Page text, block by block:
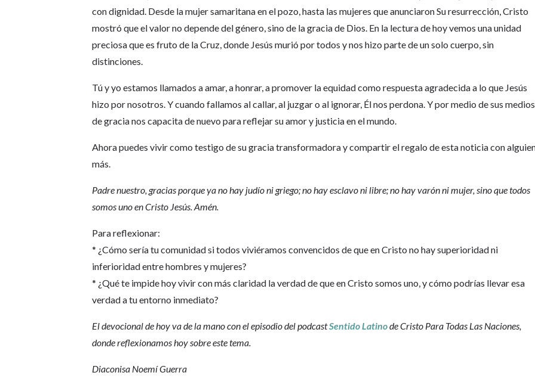
con dignidad. Desde la mujer samaritana en el pozo, hasta las mujeres que anunciaron Su resurrección, Cristo
mostró que el valor no depende del género, sino de la gracia de Dios. En la lectura de hoy vemos una unidad
preciosa que es fruto de la Cruz, donde Jesús murió por todos y nos hizo parte de un solo cuerpo, sin
distinciones.
Tú y yo estamos llamados a amar, a honrar, a promover la equidad como respuesta agradecida a lo que Jesús
hizo por nosotros. Y cuando fallamos al callar, al juzgar o al ignorar, Él nos perdona. Y por medio de sus medios
de gracia nos capacita de nuevo para reflejar su amor y justicia en el mundo.
Ahora puedes vivir como testigo de su gracia transformadora y compartir el regalo de esta noticia con
más.
Padre nuestro, gracias porque ya no hay judío ni griego; no hay esclavo ni libre; no hay varón ni mujer, sino que todos
somos uno en Cristo Jesús. Amén.
Para reflexionar:
* ¿Cómo sería tu comunidad si todos viviéramos convencidos de que en Cristo no hay superioridad ni
inferioridad entre hombres y mujeres?
* ¿Qué te impide hoy vivir con más claridad la verdad de que en Cristo somos uno, y cómo podrías llevar esa
verdad a tu entorno inmediato?
El devocional de hoy va de la mano con el episodio del podcastSentido Latinode Cristo Para Todas Las Naciones,
donde reflexionamos hoy sobre este tema.
Diaconisa Noemí Guerra